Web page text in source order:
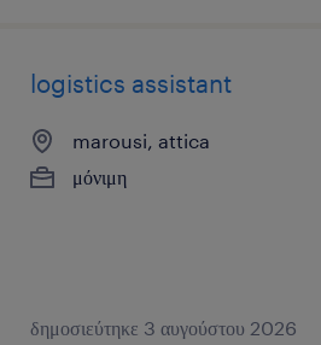
logistics assistant
marousi, attica
μόνιμη
δημοσιεύτηκε 3 αυγούστου 2026